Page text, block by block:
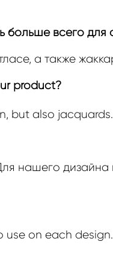
больше всего для
а также
product?
but also jacquards.
нашего дизайна
use on each design.